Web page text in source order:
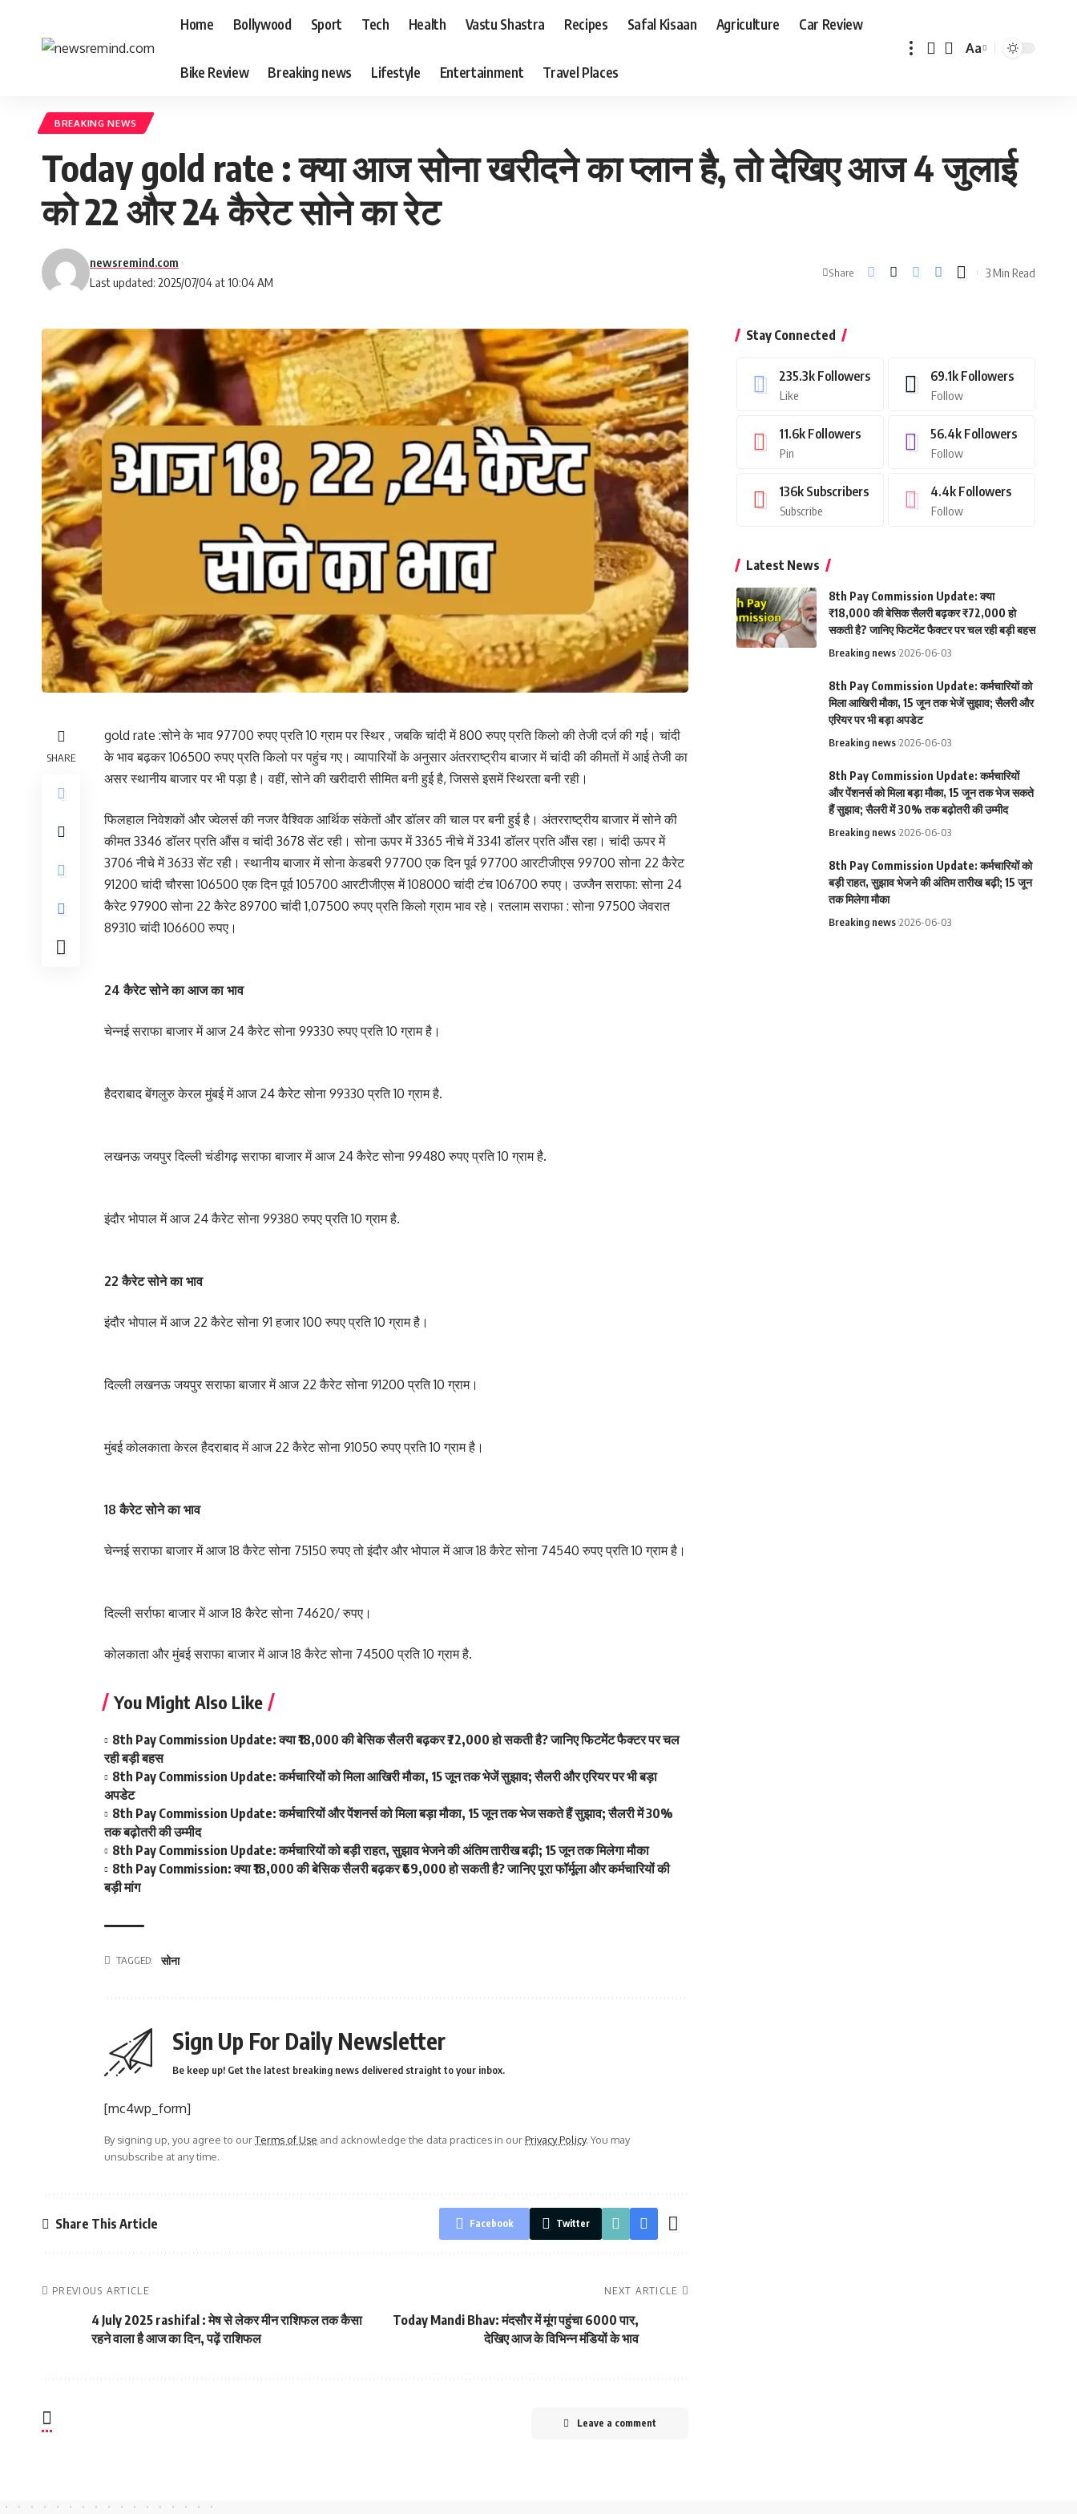
Home Bollywood Sport Tech Health Vastu Shastra Recipes Safal Kisaan Agriculture Car Review
Bike Review Breaking news Lifestyle Entertainment Travel Places
Font
Aa
BREAKING NEWS
Today gold rate : क्या आज सोना खरीदने का प्लान है, तो देखिए आज 4 जुलाई
को 22 और 24 कैरेट सोने का रेट
Last updated: 2025/07/04 at 10:04 AM
newsremind.com
Share 3 Min Read
SHARE
gold rate :सोने के भाव 97700 रुपए प्रति 10 ग्राम पर स्थिर , जबकि चांदी में 800 रुपए प्रति किलो की तेजी दर्ज की गई। चांदी
के भाव बढ़कर 106500 रुपए प्रति किलो पर पहुंच गए। व्यापारियों के अनुसार अंतरराष्ट्रीय बाजार में चांदी की कीमतों में आई तेजी का
असर स्थानीय बाजार पर भी पड़ा है। वहीं, सोने की खरीदारी सीमित बनी हुई है, जिससे इसमें स्थिरता बनी रही।
फिलहाल निवेशकों और ज्वेलर्स की नजर वैश्विक आर्थिक संकेतों और डॉलर की चाल पर बनी हुई है। अंतरराष्ट्रीय बाजार में सोने की
कीमत 3346 डॉलर प्रति औंस व चांदी 3678 सेंट रही। सोना ऊपर में 3365 नीचे में 3341 डॉलर प्रति औंस रहा। चांदी ऊपर में
3706 नीचे में 3633 सेंट रही। स्थानीय बाजार में सोना केडबरी 97700 एक दिन पूर्व 97700 आरटीजीएस 99700 सोना 22 कैरेट
91200 चांदी चौरसा 106500 एक दिन पूर्व 105700 आरटीजीएस में 108000 चांदी टंच 106700 रुपए। उज्जैन सराफा: सोना 24
कैरेट 97900 सोना 22 कैरेट 89700 चांदी 1,07500 रुपए प्रति किलो ग्राम भाव रहे। रतलाम सराफा : सोना 97500 जेवरात
89310 चांदी 106600 रुपए।
24 कैरेट सोने का आज का भाव
चेन्नई सराफा बाजार में आज 24 कैरेट सोना 99330 रुपए प्रति 10 ग्राम है।
हैदराबाद बेंगलुरु केरल मुंबई में आज 24 कैरेट सोना 99330 प्रति 10 ग्राम है.
लखनऊ जयपुर दिल्ली चंडीगढ़ सराफा बाजार में आज 24 कैरेट सोना 99480 रुपए प्रति 10 ग्राम है.
इंदौर भोपाल में आज 24 कैरेट सोना 99380 रुपए प्रति 10 ग्राम है.
22 कैरेट सोने का भाव
इंदौर भोपाल में आज 22 कैरेट सोना 91 हजार 100 रुपए प्रति 10 ग्राम है।
दिल्ली लखनऊ जयपुर सराफा बाजार में आज 22 कैरेट सोना 91200 प्रति 10 ग्राम।
मुंबई कोलकाता केरल हैदराबाद में आज 22 कैरेट सोना 91050 रुपए प्रति 10 ग्राम है।
18 कैरेट सोने का भाव
चेन्नई सराफा बाजार में आज 18 कैरेट सोना 75150 रुपए तो इंदौर और भोपाल में आज 18 कैरेट सोना 74540 रुपए प्रति 10 ग्राम है।
दिल्ली सर्राफा बाजार में आज 18 कैरेट सोना 74620/ रुपए।
कोलकाता और मुंबई सराफा बाजार में आज 18 कैरेट सोना 74500 प्रति 10 ग्राम है.
You Might Also Like
8th Pay Commission Update: क्या ₹18,000 की बेसिक सैलरी बढ़कर ₹72,000 हो सकती है? जानिए फिटमेंट फैक्टर पर चल
रही बड़ी बहस
8th Pay Commission Update: कर्मचारियों को मिला आखिरी मौका, 15 जून तक भेजें सुझाव; सैलरी और एरियर पर भी बड़ा
अपडेट
8th Pay Commission Update: कर्मचारियों और पेंशनर्स को मिला बड़ा मौका, 15 जून तक भेज सकते हैं सुझाव; सैलरी में 30%
तक बढ़ोतरी की उम्मीद
8th Pay Commission Update: कर्मचारियों को बड़ी राहत, सुझाव भेजने की अंतिम तारीख बढ़ी; 15 जून तक मिलेगा मौका
8th Pay Commission: क्या ₹18,000 की बेसिक सैलरी बढ़कर ₹69,000 हो सकती है? जानिए पूरा फॉर्मूला और कर्मचारियों की
बड़ी मांग
TAGGED: सोना
Sign Up For Daily Newsletter
Be keep up! Get the latest breaking news delivered straight to your inbox.
[mc4wp_form]
By signing up, you agree to ourTerms of Use and acknowledge the data practices in ourPrivacy Policy. You may
unsubscribe at any time.
Share This Article Facebook Twitter
PREVIOUS ARTICLE
4 July 2025 rashifal : मेष से लेकर मीन राशिफल तक कैसा
रहने वाला है आज का दिन, पढ़ें राशिफल
NEXT ARTICLE
Today Mandi Bhav: मंदसौर में मूंग पहुंचा 6000 पार,
देखिए आज के विभिन्न मंडियों के भाव
Leave a comment
Stay Connected
235.3k Followers
Like
69.1k Followers
Follow
11.6k Followers
Pin
56.4k Followers
Follow
136k Subscribers
Subscribe
4.4k Followers
Follow
Latest News
8th Pay Commission Update: क्या
₹18,000 की बेसिक सैलरी बढ़कर ₹72,000 हो
सकती है? जानिए फिटमेंट फैक्टर पर चल रही बड़ी बहस
Breaking news 2026-06-03
8th Pay Commission Update: कर्मचारियों को
मिला आखिरी मौका, 15 जून तक भेजें सुझाव; सैलरी और
एरियर पर भी बड़ा अपडेट
Breaking news 2026-06-03
8th Pay Commission Update: कर्मचारियों
और पेंशनर्स को मिला बड़ा मौका, 15 जून तक भेज सकते
हैं सुझाव; सैलरी में 30% तक बढ़ोतरी की उम्मीद
Breaking news 2026-06-03
8th Pay Commission Update: कर्मचारियों को
बड़ी राहत, सुझाव भेजने की अंतिम तारीख बढ़ी; 15 जून
तक मिलेगा मौका
Breaking news 2026-06-03